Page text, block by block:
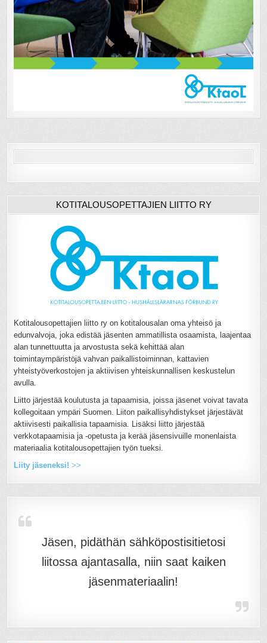
KOTITALOUSOPETTAJIEN LIITTO RY
Kotitalousopettajien liitto ry on kotitalousalan oma yhteisö ja
edunvalvoja, joka edistää jäsenten ammatillista osaamista, laajentaa
alan tunnettuutta ja arvostusta sekä kehittää alan
toimintaympäristöjä vahvan paikallistoiminnan, kattavien
yhteistyöverkostojen ja aktiivisen yhteiskunnallisen keskustelun
avulla.
Liitto järjestää koulutusta ja tapaamisia, joissa jäsenet voivat tavata
kollegoitaan ympäri Suomen. Liiton paikallisyhdistykset järjestävät
aktiivisesti paikallisia tapaamisia. Lisäksi liitto järjestää
verkkotapaamisia ja -opetusta ja kerää jäsensivuille monenlaista
materiaalia kotitalousopettajien työn tueksi.
Liity jäseneksi! >>
Jäsen, pidäthän sähköpostisitietosi
liitossa ajantasalla, niin saat kaiken
jäsenmateriaalin!